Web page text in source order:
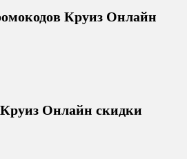
Круиз Онлайн
Онлайн скидки